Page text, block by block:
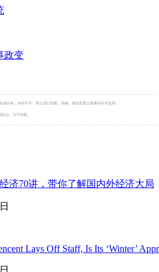
政变
持有。未经许可，禁止进行转载、摘编、复制及建立镜像等任何使用。
权后，方可转载。
济70讲，带你了解国内外经济大局
Lays Off Staff, Is Its ‘Winter’